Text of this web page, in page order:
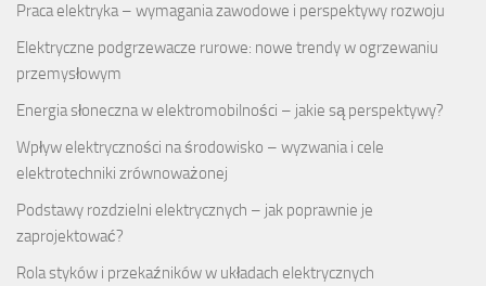
Praca elektryka – wymagania zawodowe i perspektywy rozwoju
Elektryczne podgrzewacze rurowe: nowe trendy w ogrzewaniu
przemysłowym
Energia słoneczna w elektromobilności – jakie są perspektywy?
Wpływ elektryczności na środowisko – wyzwania i cele
elektrotechniki zrównoważonej
Podstawy rozdzielni elektrycznych – jak poprawnie je
zaprojektować?
Rola styków i przekaźników w układach elektrycznych